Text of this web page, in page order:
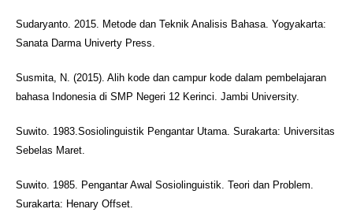
Sudaryanto. 2015. Metode dan Teknik Analisis Bahasa. Yogyakarta:
Sanata Darma Univerty Press.
Susmita, N. (2015). Alih kode dan campur kode dalam pembelajaran
bahasa Indonesia di SMP Negeri 12 Kerinci. Jambi University.
Suwito. 1983.Sosiolinguistik Pengantar Utama. Surakarta: Universitas
Sebelas Maret.
Suwito. 1985. Pengantar Awal Sosiolinguistik. Teori dan Problem.
Surakarta: Henary Offset.